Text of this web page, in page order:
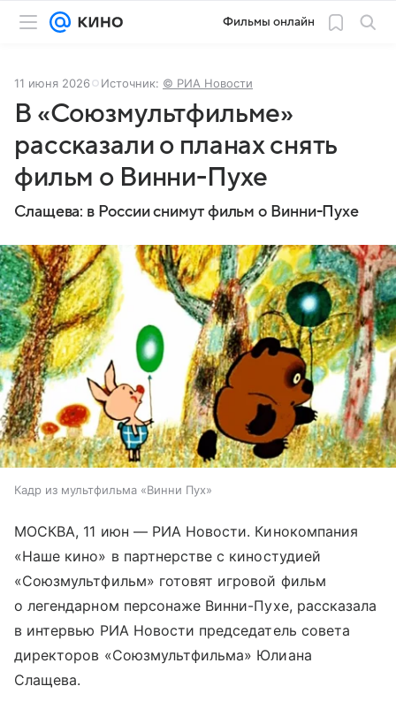
Фильмы онлайн
11 июня 2026 Источник: © РИА Новости
В «Союзмультфильме»
рассказали о планах снять
фильм о Винни-Пухе
Слащева: в России снимут фильм о Винни-Пухе
Кадр из мультфильма «Винни Пух»
МОСКВА, 11 июн — РИА Новости. Кинокомпания
«Наше кино» в партнерстве с киностудией
«Союзмультфильм» готовят игровой фильм
о легендарном персонаже Винни-Пухе, рассказала
в интервью РИА Новости председатель совета
директоров «Союзмультфильма» Юлиана
Слащева.